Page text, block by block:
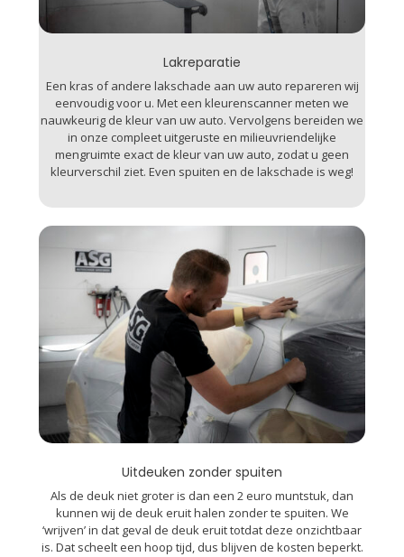
Lakreparatie
Een kras of andere lakschade aan uw auto repareren wij
eenvoudig voor u. Met een kleurenscanner meten we
nauwkeurig de kleur van uw auto. Vervolgens bereiden we
in onze compleet uitgeruste en milieuvriendelijke
mengruimte exact de kleur van uw auto, zodat u geen
kleurverschil ziet. Even spuiten en de lakschade is weg!
Uitdeuken zonder spuiten
Als de deuk niet groter is dan een 2 euro muntstuk, dan
kunnen wij de deuk eruit halen zonder te spuiten. We
‘wrijven’ in dat geval de deuk eruit totdat deze onzichtbaar
is. Dat scheelt een hoop tijd, dus blijven de kosten beperkt.